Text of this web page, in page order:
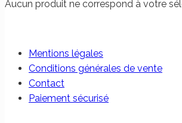
Aucun produit ne correspond à votre
Mentions légales
Conditions générales de vente
Contact
Paiement sécurisé